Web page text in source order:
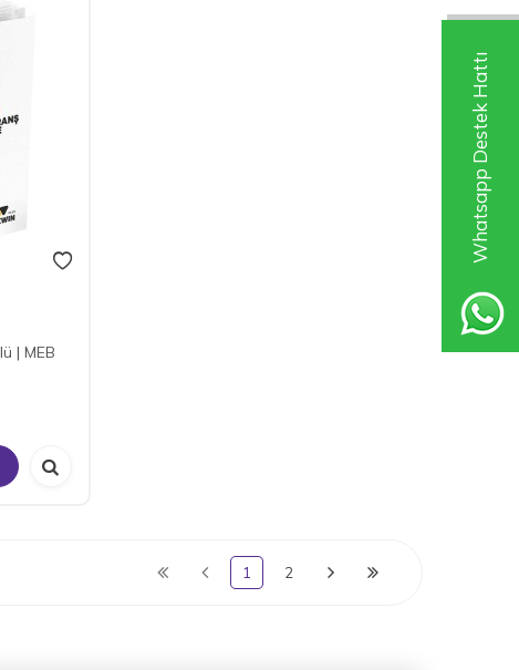
Whatsapp Destek Hattı
| MEB
1 2